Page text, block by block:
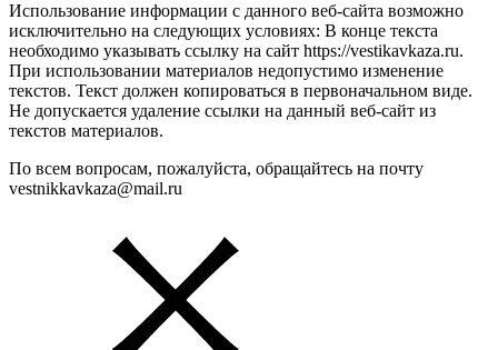
Использование информации с данного веб-сайта возможно
исключительно на следующих условиях: В конце текста
необходимо указывать ссылку на сайт https://vestikavkaza.ru.
При использовании материалов недопустимо изменение
текстов. Текст должен копироваться в первоначальном виде.
Не допускается удаление ссылки на данный веб-сайт из
текстов материалов.
По всем вопросам, пожалуйста, обращайтесь на почту
vestnikkavkaza@mail.ru